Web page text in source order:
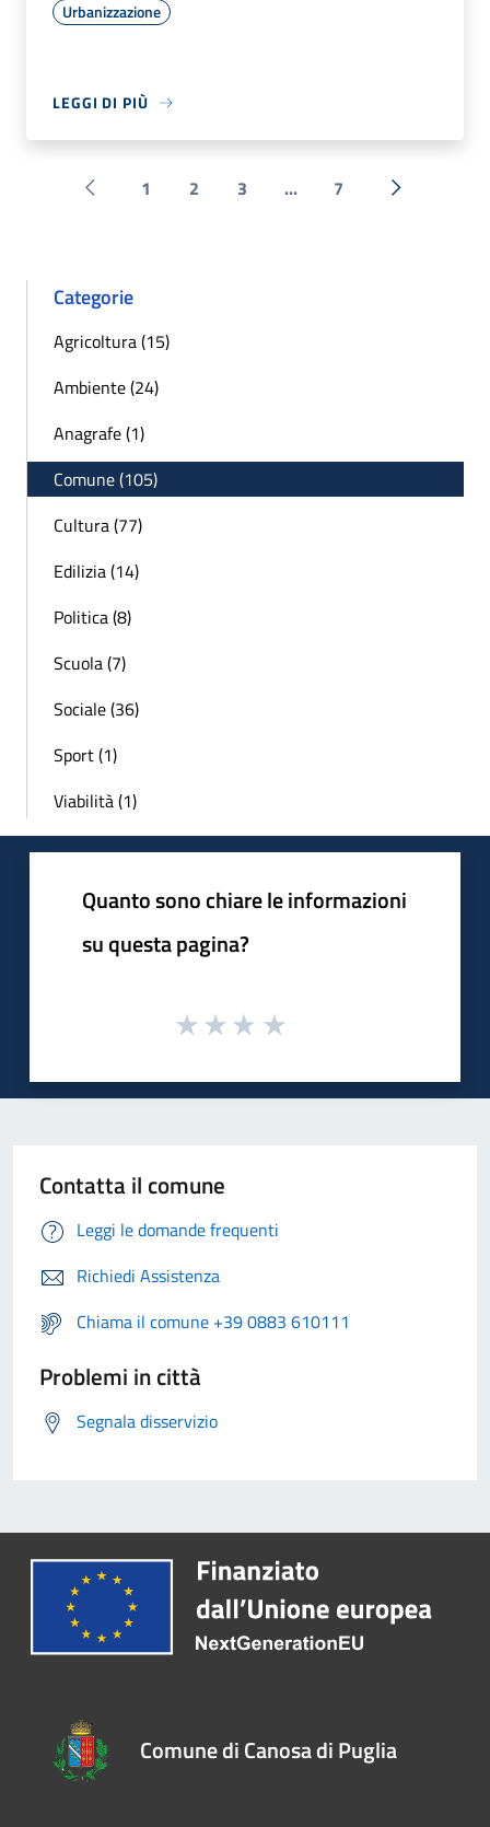
Urbanizzazione
LEGGI DI PIÙ
Pagina precedente
1 2 3 ... 7 Successiva
Categorie
Agricoltura (15)
Ambiente (24)
Anagrafe (1)
Comune (105)
Cultura (77)
Edilizia (14)
Politica (8)
Scuola (7)
Sociale (36)
Sport (1)
Viabilità (1)
Quanto sono chiare le informazioni
su questa pagina?
Contatta il comune
Leggi le domande frequenti
Richiedi Assistenza
Chiama il comune +39 0883 610111
Problemi in città
Segnala disservizio
Comune di Canosa di Puglia